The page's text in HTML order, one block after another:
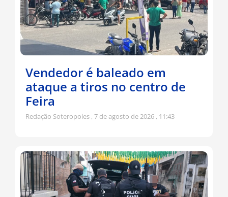
Vendedor é baleado em
ataque a tiros no centro de
Feira
Redação Soteropoles 7 de agosto de 2026 11:43